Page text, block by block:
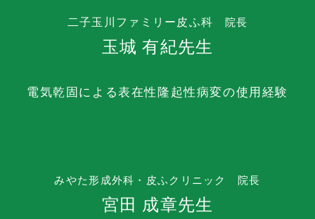
二子玉川ファミリー皮ふ科 院長
玉城 有紀先生
電気乾固による表在性隆起性病変の使用経験
みやた形成外科・皮ふクリニック 院長
宮田 成章先生